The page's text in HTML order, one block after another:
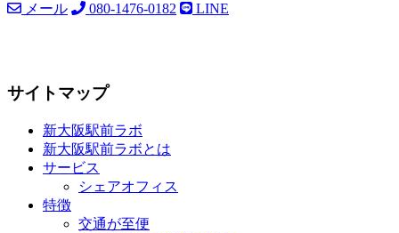
メール
080-1476-0182 LINE
サイトマップ
新大阪駅前ラボ
新大阪駅前ラボとは
サービス
シェアオフィス
特徴
交通が至便